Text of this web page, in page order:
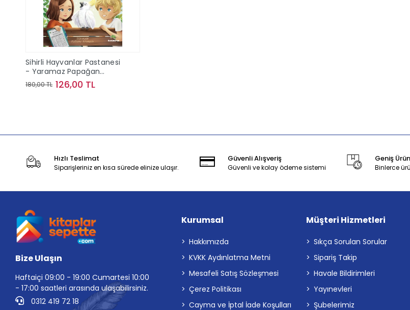
Sihirli Hayvanlar Pastanesi
- Yaramaz Papağan
Shazza
180,00 TL 126,00 TL
Hızlı Teslimat
Siparişleriniz en kısa sürede elinize ulaşır.
Güvenli Alışveriş
Güvenli ve kolay ödeme sistemi
Geniş
Binlerce
Bize Ulaşın
Haftaiçi 09:00 - 19:00 Cumartesi 10:00
- 17:00 saatleri arasında ulaşabilirsiniz.
0312 419 72 18
Kurumsal
Hakkımızda
KVKK Aydınlatma Metni
Mesafeli Satış Sözleşmesi
Çerez Politikası
Cayma ve İptal İade Koşulları
Müşteri Hizmetleri
Sıkça Sorulan Sorular
Sipariş Takip
Havale Bildirimleri
Yayınevleri
Şubelerimiz